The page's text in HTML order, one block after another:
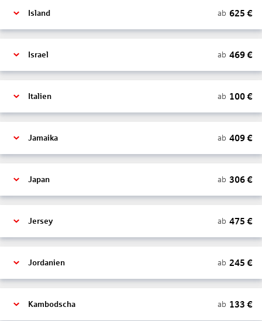
Island ab 625 €
Israel ab 469€
Italien ab 100€
Jamaika ab 409€
Japan ab 306€
Jersey ab 475 €
Jordanien ab 245 €
Kambodscha ab 133 €